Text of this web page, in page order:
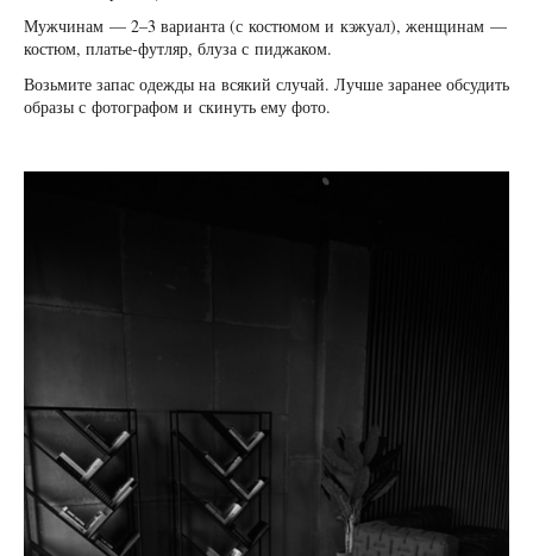
Мужчинам — 2–3 варианта (с костюмом и кэжуал), женщинам —
костюм, платье‑футляр, блуза с пиджаком.
Возьмите запас одежды на всякий случай. Лучше заранее обсудить
образы с фотографом и скинуть ему фото.